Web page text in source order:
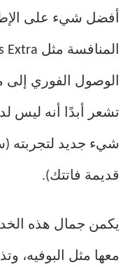
الوصول الفوري إلى
تشعر أبدًا أنه ليس
شيء جديد لتجربته
قديمة فاتتك).
يكمن جمال هذه
معها مثل البوفيه،